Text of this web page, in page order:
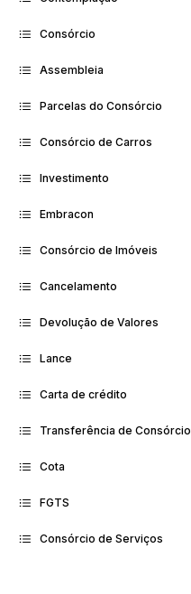
Consórcio
Assembleia
Parcelas do Consórcio
Consórcio de Carros
Investimento
Embracon
Consórcio de Imóveis
Cancelamento
Devolução de Valores
Lance
Carta de crédito
Transferência de Consórcio
Cota
FGTS
Consórcio de Serviços